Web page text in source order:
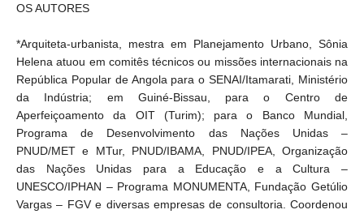
OS AUTORES
*Arquiteta-urbanista, mestra em Planejamento Urbano, Sônia
Helena atuou em comitês técnicos ou missões internacionais na
República Popular de Angola para o SENAI/Itamarati, Ministério
da Indústria; em Guiné-Bissau, para o Centro de
Aperfeiçoamento da OIT (Turim); para o Banco Mundial,
Programa de Desenvolvimento das Nações Unidas –
PNUD/MET e MTur, PNUD/IBAMA, PNUD/IPEA, Organização
das Nações Unidas para a Educação e a Cultura –
UNESCO/IPHAN – Programa MONUMENTA, Fundação Getúlio
Vargas – FGV e diversas empresas de consultoria. Coordenou